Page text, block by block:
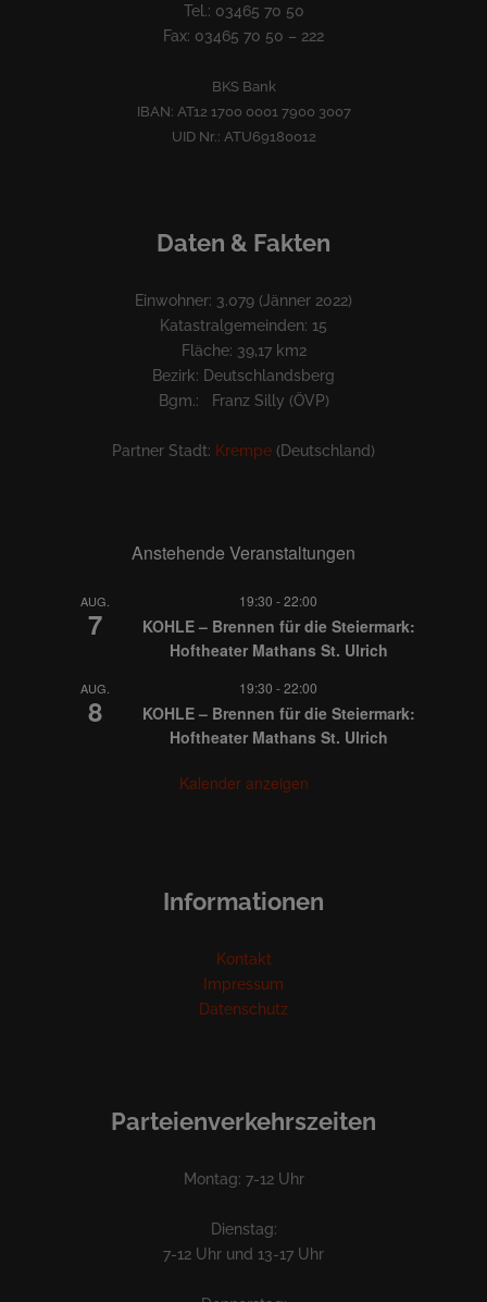
Tel.: 03465 70 50
Fax: 03465 70 50 – 222
BKS Bank
IBAN: AT12 1700 0001 7900 3007
UID Nr.: ATU69180012
Daten & Fakten
Einwohner: 3.079 (Jänner 2022)
Katastralgemeinden: 15
Fläche: 39,17 km2
Bezirk: Deutschlandsberg
Bgm.: Franz Silly (ÖVP)
Partner Stadt: Krempe (Deutschland)
Anstehende Veranstaltungen
AUG.
7
19:30 -22:00
KOHLE – Brennen für die Steiermark:
Hoftheater Mathans St. Ulrich
AUG.
8
19:30 -22:00
KOHLE – Brennen für die Steiermark:
Hoftheater Mathans St. Ulrich
Kalender anzeigen
Informationen
Kontakt
Impressum
Datenschutz
Parteienverkehrszeiten
Montag: 7-12 Uhr
Dienstag:
7-12 Uhr und 13-17 Uhr